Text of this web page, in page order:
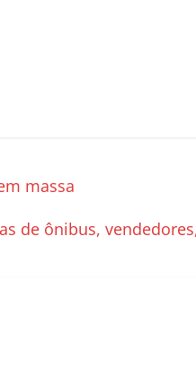
massa
de ônibus,